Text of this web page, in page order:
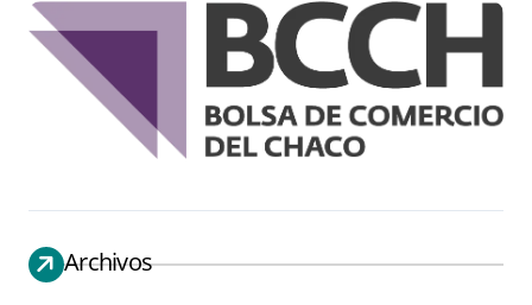
Archivos